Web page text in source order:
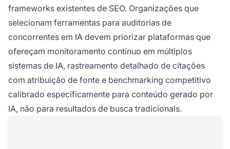
frameworks existentes de SEO. Organizações que
selecionam ferramentas para auditorias de
concorrentes em IA devem priorizar plataformas que
ofereçam monitoramento contínuo em múltiplos
sistemas de IA, rastreamento detalhado de citações
com atribuição de fonte e benchmarking competitivo
calibrado especificamente para conteúdo gerado por
IA, não para resultados de busca tradicionais.